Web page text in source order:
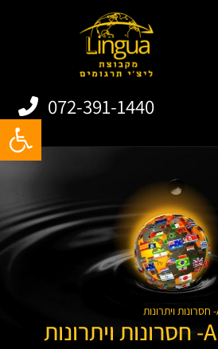
072-391-1440